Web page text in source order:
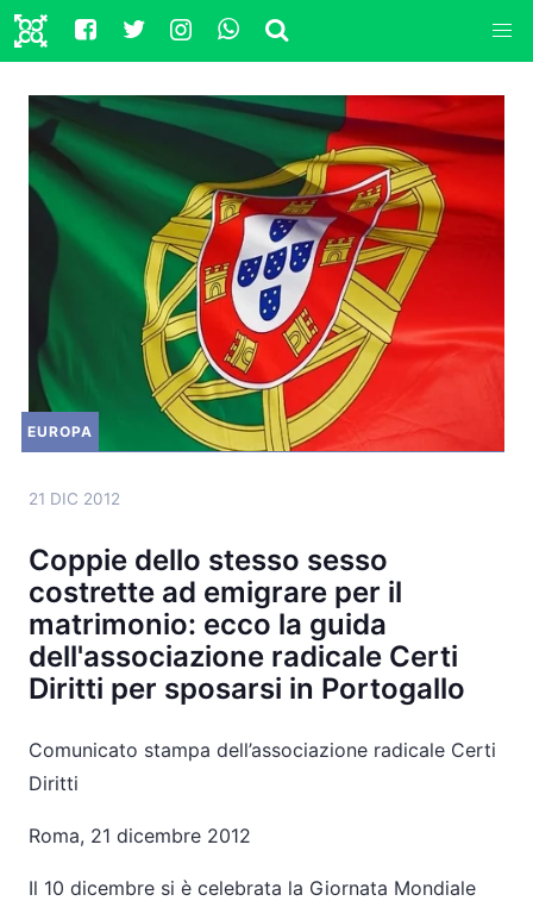
EUROPA
21 DIC 2012
Coppie dello stesso sesso
costrette ad emigrare per il
matrimonio: ecco la guida
dell'associazione radicale Certi
Diritti per sposarsi in Portogallo
Comunicato stampa dell’associazione radicale Certi
Diritti
Roma, 21 dicembre 2012
Il 10 dicembre si è celebrata la Giornata Mondiale